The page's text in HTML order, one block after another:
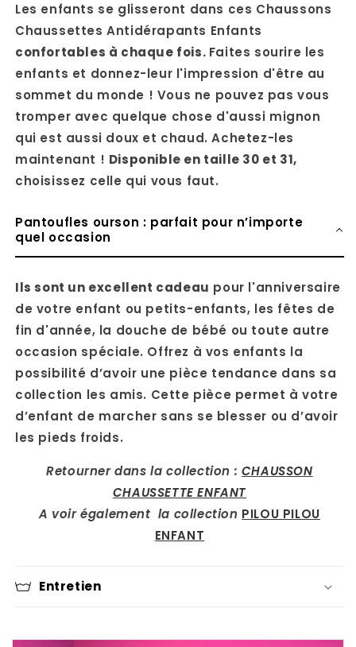
Les enfants se glisseront dans ces Chaussons
Chaussettes Antidérapants Enfants
confortables à chaque fois. Faites sourire les
enfants et donnez-leur l'impression d'être au
sommet du monde ! Vous ne pouvez pas vous
tromper avec quelque chose d'aussi mignon
qui est aussi doux et chaud. Achetez-les
maintenant ! Disponible en taille 30 et 31,
choisissez celle qui vous faut.
Pantoufles ourson : parfait pour n’importe
quel occasion
Ils sont un excellent cadeau pour l'anniversaire
de votre enfant ou petits-enfants, les fêtes de
fin d'année, la douche de bébé ou toute autre
occasion spéciale. Offrez à vos enfants la
possibilité d’avoir une pièce tendance dans sa
collection les amis. Cette pièce permet à votre
d’enfant de marcher sans se blesser ou d’avoir
les pieds froids.
Retourner dans la collection : CHAUSSON
CHAUSSETTE ENFANT
A voir également la collection PILOU PILOU
ENFANT
Entretien